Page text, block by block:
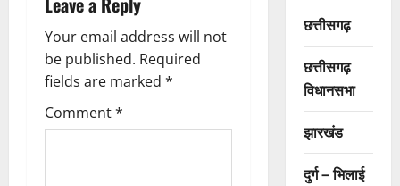
i
g
a
t
Your email address will not
be published. Required
fields are marked *
Comment*
छत्तीसगढ़
छत्तीसगढ़
विधानसभा
झारखंड
दुर्ग – भिलाई